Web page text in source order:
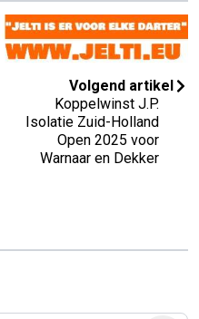
Volgend artikel
Koppelwinst J.P.
Isolatie Zuid-Holland
Open 2025 voor
Warnaar en Dekker